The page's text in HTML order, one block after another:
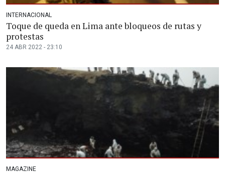
INTERNACIONAL
Toque de queda en Lima ante bloqueos de rutas y
protestas
24 ABR 2022 - 23:10
MAGAZINE